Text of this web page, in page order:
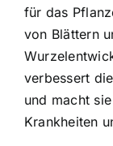
für das
von Blättern
verbessert
und macht
Krankheiten